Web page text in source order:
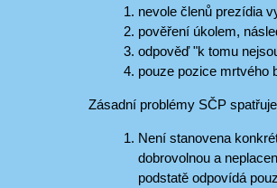
nevole členů prezídia
pověření úkolem,
odpověď "k tomu
pouze pozice mrtvého
Zásadní problémy SČP
Není stanovena
dobrovolnou a
podstatě odpovídá